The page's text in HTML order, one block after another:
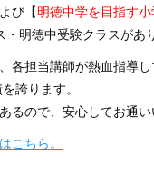
び【明徳中学を目指す
・明徳中受験クラスがあ
担当講師が熱血指導し
誇ります。
るので、安心してお通い
こちら。